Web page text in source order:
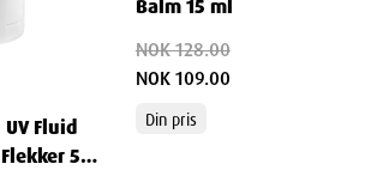
pleierutine, og opplev forskjellen med en
Fluid
50
Balm 15 ml
NOK 128.00
NOK 109.00
Din pris